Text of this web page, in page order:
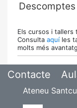
Descomptes
Els cursos i
Consulta aquí les
molts més
Contacte
Ateneu